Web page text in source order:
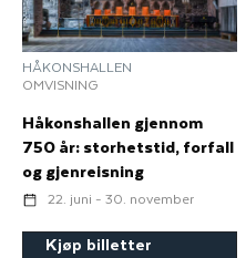
HÅKONSHALLEN
OMVISNING
Håkonshallen gjennom
750 år: storhetstid, forfall
og gjenreisning
22. juni - 30. november
Kjøp billetter